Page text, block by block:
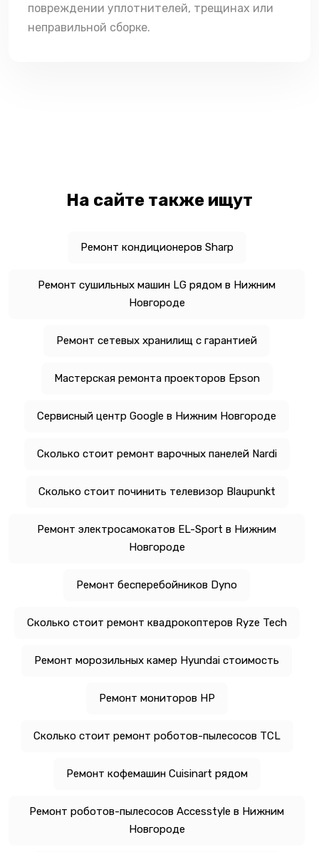
повреждении уплотнителей, трещинах или
неправильной сборке.
На сайте также ищут
Ремонт кондиционеров Sharp
Ремонт сушильных машин LG рядом в Нижним
Новгороде
Ремонт сетевых хранилищ с гарантией
Мастерская ремонта проекторов Epson
Сервисный центр Google в Нижним Новгороде
Сколько стоит ремонт варочных панелей Nardi
Сколько стоит починить телевизор Blaupunkt
Ремонт электросамокатов EL-Sport в Нижним
Новгороде
Ремонт бесперебойников Dyno
Сколько стоит ремонт квадрокоптеров Ryze Tech
Ремонт морозильных камер Hyundai стоимость
Ремонт мониторов HP
Сколько стоит ремонт роботов-пылесосов TCL
Ремонт кофемашин Cuisinart рядом
Ремонт роботов-пылесосов Accesstyle в Нижним
Новгороде